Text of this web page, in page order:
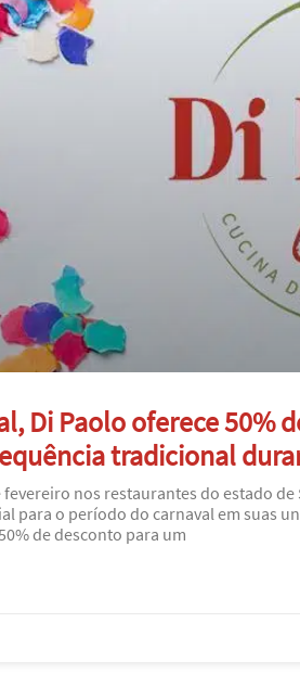
Di Paolo oferece 50%
tradicional
nos restaurantes do estado
para o período do carnaval em suas
de desconto para um